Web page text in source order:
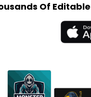
Of